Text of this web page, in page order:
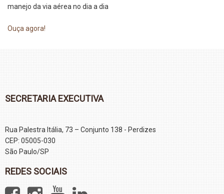
manejo da via aérea no dia a dia
Ouça agora!
SECRETARIA EXECUTIVA
Rua Palestra Itália, 73 – Conjunto 138 - Perdizes
CEP: 05005-030
São Paulo/SP
REDES SOCIAIS